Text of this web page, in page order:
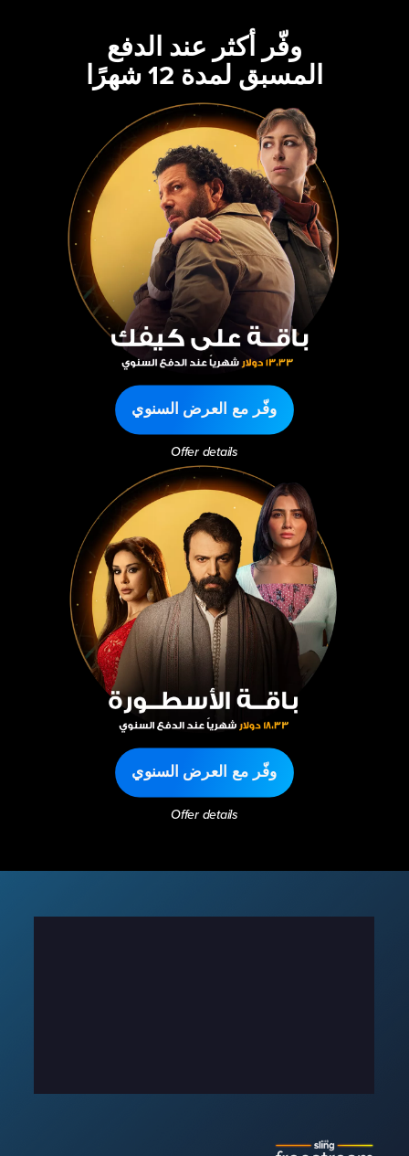
وفّر أكثر عند الدفع
المسبق لمدة 12 شهرًا
وفّر مع العرض السنوي
Offer details
وفّر مع العرض السنوي
Offer details